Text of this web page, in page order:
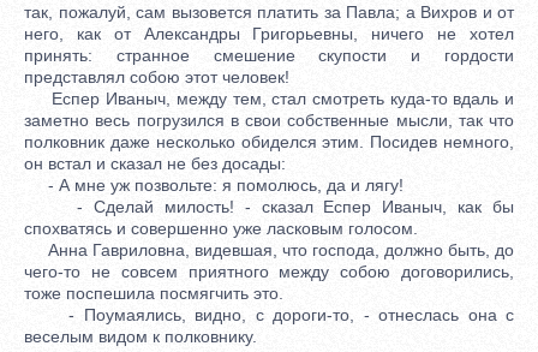
так, пожалуй, сам вызовется платить за Павла; а Вихров и от
него, как от Александры Григорьевны, ничего не хотел
принять: странное смешение скупости и гордости
представлял собою этот человек!
Еспер Иваныч, между тем, стал смотреть куда-то вдаль и
заметно весь погрузился в свои собственные мысли, так что
полковник даже несколько обиделся этим. Посидев немного,
он встал и сказал не без досады:
- А мне уж позвольте: я помолюсь, да и лягу!
- Сделай милость! - сказал Еспер Иваныч, как бы
спохватясь и совершенно уже ласковым голосом.
Анна Гавриловна, видевшая, что господа, должно быть, до
чего-то не совсем приятного между собою договорились,
тоже поспешила посмягчить это.
- Поумаялись, видно, с дороги-то, - отнеслась она с
веселым видом к полковнику.